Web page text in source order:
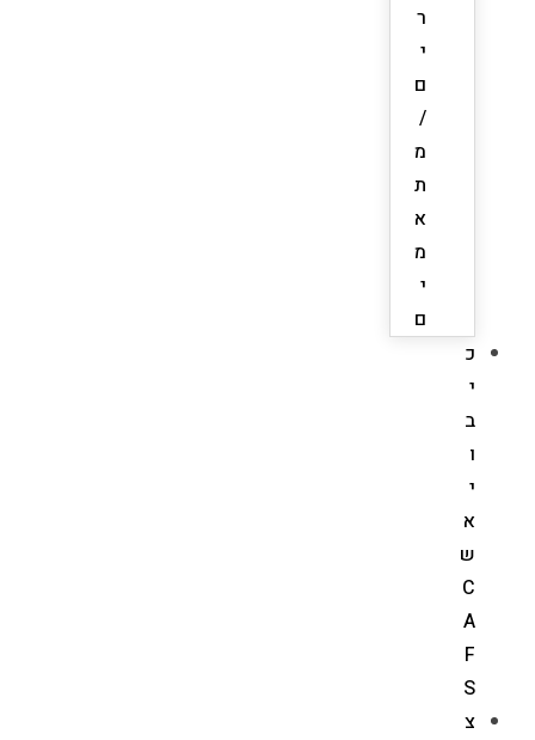
ר
י
ם
/
מ
ת
א
מ
י
ם
כ
י
ב
ו
י
א
ש
C
A
F
S
צ